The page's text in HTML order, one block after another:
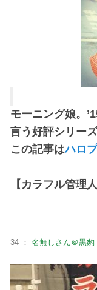
モーニング娘。
言う好評シリー
この記事はハロ
【カラフル管理人
34 ： 名無しさん＠黒豹